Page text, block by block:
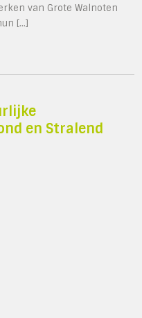
van Grote Walnoten
[…]
en Stralend